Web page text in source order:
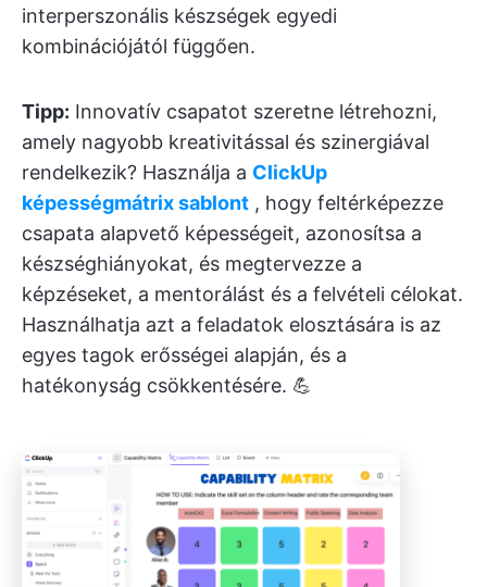
interperszonális készségek egyedi
kombinációjától függően.
Tipp: Innovatív csapatot szeretne létrehozni,
amely nagyobb kreativitással és szinergiával
rendelkezik? Használja a ClickUp
képességmátrix sablont , hogy feltérképezze
csapata alapvető képességeit, azonosítsa a
készséghiányokat, és megtervezze a
képzéseket, a mentorálást és a felvételi célokat.
Használhatja azt a feladatok elosztására is az
egyes tagok erősségei alapján, és a
hatékonyság csökkentésére. 💪